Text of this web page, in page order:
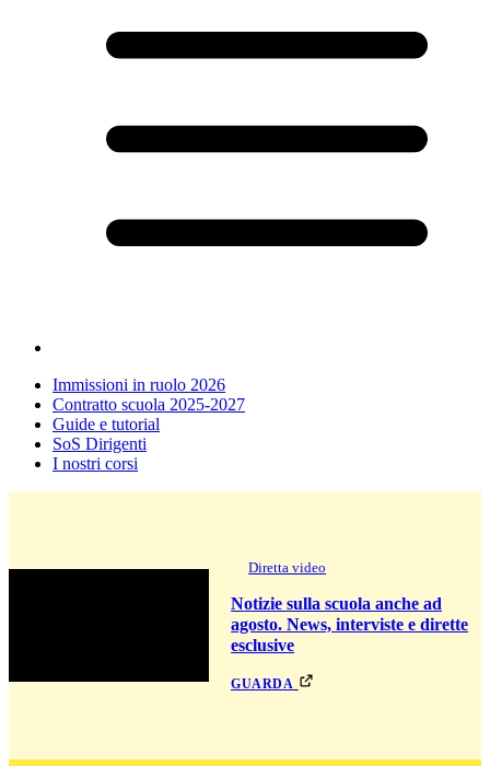
Immissioni in ruolo 2026
Contratto scuola 2025-2027
Guide e tutorial
SoS Dirigenti
I nostri corsi
Diretta video
Notizie sulla scuola anche ad
agosto. News, interviste e dirette
esclusive
guarda